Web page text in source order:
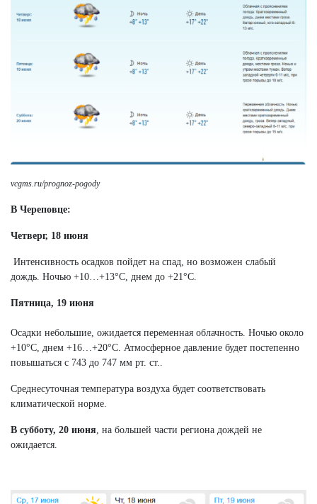
vcgms.ru/prognoz-pogody
В Череповце:
Четверг, 18 июня
Интенсивность осадков пойдет на спад, но возможен слабый
дождь. Ночью +10…+13°C, днем до +21°C.
Пятница, 19 июня
Осадки небольшие, ожидается переменная облачность. Ночью около
+10°C, днем +16…+20°C. Атмосферное давление будет постепенно
повышаться с 743 до 747 мм рт. ст..
Среднесуточная температура воздуха будет соответствовать
климатической норме.
В субботу, 20 июня , на большей части региона дождей не
ожидается.